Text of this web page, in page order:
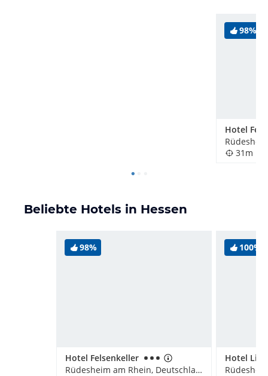
98%
Hotel
31m
Beliebte Hotels in Hessen
98%
Hotel Felsenkeller
Rüdesheim am Rhein, Deutschland
100%
Hotel